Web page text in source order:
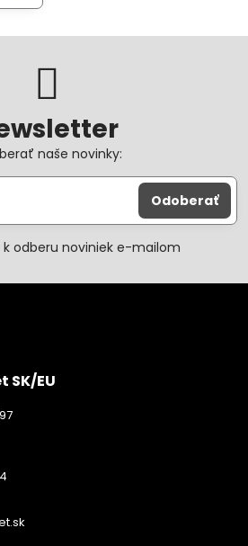
naše novinky:
Odoberať
odberu noviniek e-mailom
SK/EU